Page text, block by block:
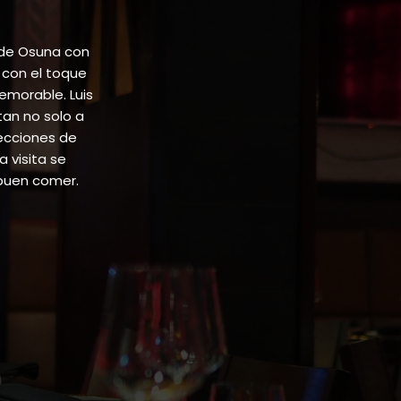
Osuna con
el toque
Luis
no solo a
de
visita se
comer.